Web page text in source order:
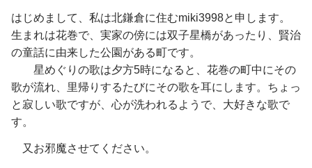
はじめまして、私は北鎌倉に住むmiki3998と申します。
生まれは花巻で、実家の傍には双子星橋があったり、賢治
の童話に由来した公園がある町です。
星めぐりの歌は夕方5時になると、花巻の町中にその
歌が流れ、里帰りするたびにその歌を耳にします。ちょっ
と寂しい歌ですが、心が洗われるようで、大好きな歌で
す。
又お邪魔させてください。